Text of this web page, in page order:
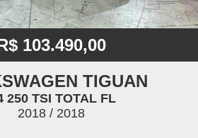
103.490,00
TIGUAN
250 TSI TOTAL FL
2018 / 2018